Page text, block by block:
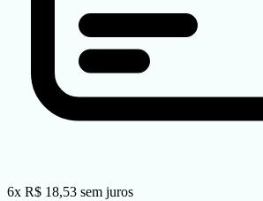
6x R$ 18,53 sem juros